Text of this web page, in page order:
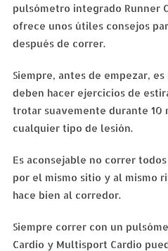
pulsómetro integrado Runner
ofrece unos útiles consejos
después de correr.
Siempre, antes de empezar,
deben hacer ejercicios de
trotar suavemente durante 10
cualquier tipo de lesión.
Es aconsejable no correr
por el mismo sitio y al mismo
hace bien al corredor.
Siempre correr con un
Cardio y Multisport Cardio